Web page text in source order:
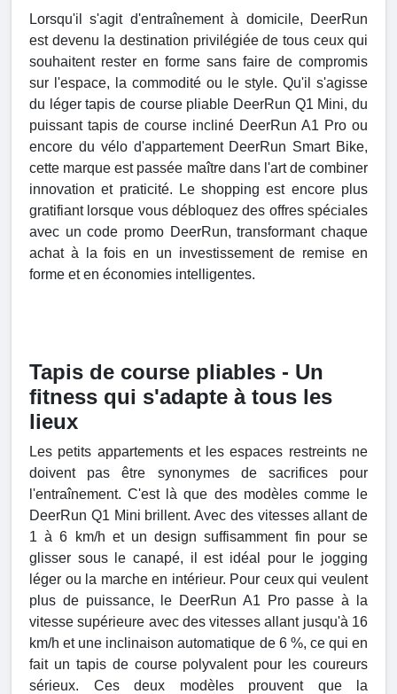
Lorsqu'il s'agit d'entraînement à domicile, DeerRun
est devenu la destination privilégiée de tous ceux qui
souhaitent rester en forme sans faire de compromis
sur l'espace, la commodité ou le style. Qu'il s'agisse
du léger tapis de course pliable DeerRun Q1 Mini, du
puissant tapis de course incliné DeerRun A1 Pro ou
encore du vélo d'appartement DeerRun Smart Bike,
cette marque est passée maître dans l'art de combiner
innovation et praticité. Le shopping est encore plus
gratifiant lorsque vous débloquez des offres spéciales
avec un code promo DeerRun, transformant chaque
achat à la fois en un investissement de remise en
forme et en économies intelligentes.
Tapis de course pliables - Un
fitness qui s'adapte à tous les
lieux
Les petits appartements et les espaces restreints ne
doivent pas être synonymes de sacrifices pour
l'entraînement. C'est là que des modèles comme le
DeerRun Q1 Mini brillent. Avec des vitesses allant de
1 à 6 km/h et un design suffisamment fin pour se
glisser sous le canapé, il est idéal pour le jogging
léger ou la marche en intérieur. Pour ceux qui veulent
plus de puissance, le DeerRun A1 Pro passe à la
vitesse supérieure avec des vitesses allant jusqu'à 16
km/h et une inclinaison automatique de 6 %, ce qui en
fait un tapis de course polyvalent pour les coureurs
sérieux. Ces deux modèles prouvent que la